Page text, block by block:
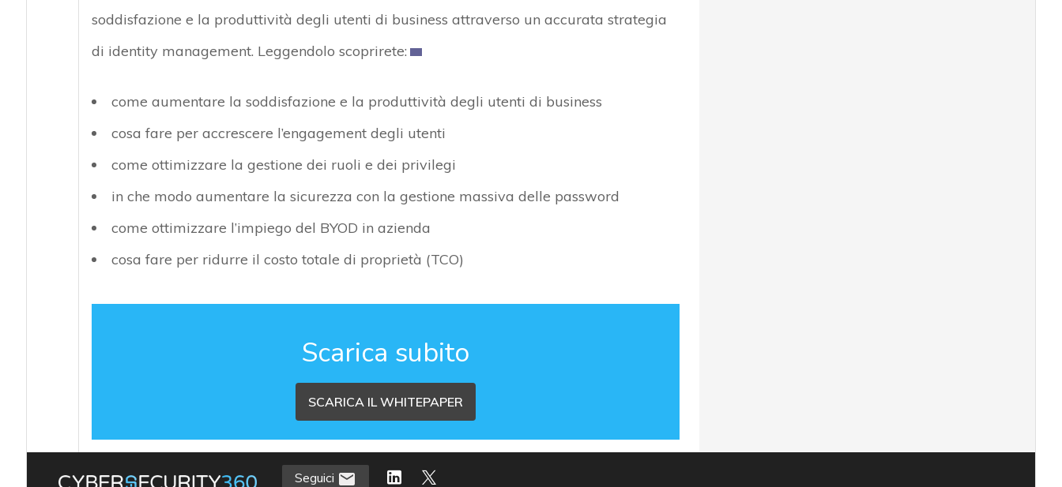
soddisfazione e la produttività degli utenti di business attraverso un accurata strategia
di identity management. Leggendolo scoprirete:
come aumentare la soddisfazione e la produttività degli utenti di business
cosa fare per accrescere l’engagement degli utenti
come ottimizzare la gestione dei ruoli e dei privilegi
in che modo aumentare la sicurezza con la gestione massiva delle password
come ottimizzare l’impiego del BYOD in azienda
cosa fare per ridurre il costo totale di proprietà (TCO)
Scarica subito
SCARICA IL WHITEPAPER
Seguici